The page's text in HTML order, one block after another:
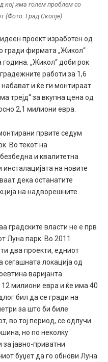
кој има голем проблем со
(Фото: Град Скопје)
проект изработен од
гради фирмата „Жикол“
година. „Жикол“ доби рок
работи за 1,6
и ќе ги монтираат
трејд“ за вкупна цена од
2,1 милиони евра.
првите седум
Во текот на
и квалитетна
на новите
дека останатите
на надворешните
градските власти не е прв
Луна парк. Во 2011
два проекти, едниот
локација од
варијанта
милиони евра и ќе има 40
бил да се гради на
за што би биле
во тој период, се одлучи
но по неколку
јавно-приватни
буџет да го обнови Луна